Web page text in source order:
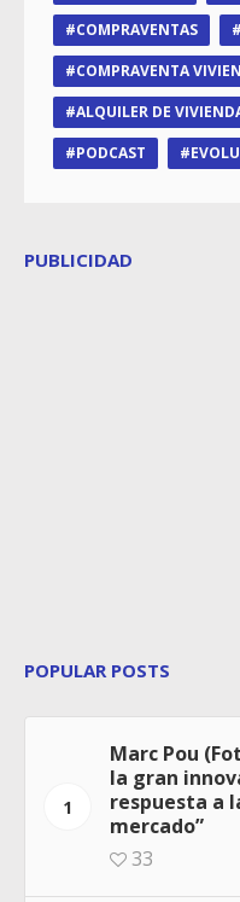
COMPRAVENTAS
COMPRAVENTA
ALQUILER DE
PODCAST
PUBLICIDAD
POPULAR POSTS
1
Marc Pou
la gran
respuesta a
mercado”
33